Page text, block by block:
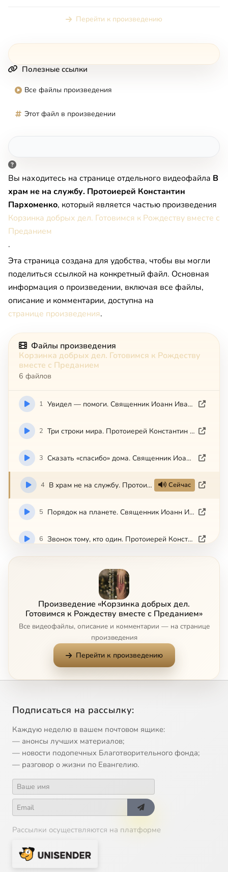
Перейти к произведению
Полезные ссылки
Все файлы произведения
Этот файл в произведении
Вы находитесь на странице отдельного видеофайла В
храм не на службу. Протоиерей Константин
Пархоменко, который является частью произведения
Корзинка добрых дел. Готовимся к Рождеству вместе с
Преданием
.
Эта страница создана для удобства, чтобы вы могли
поделиться ссылкой на конкретный файл. Основная
информация о произведении, включая все файлы,
описание и комментарии, доступна на
странице произведения.
Файлы произведения
Корзинка добрых дел. Готовимся к Рождеству
вместе с Преданием
6 файлов
1 Увидел — помоги. Священник Иоанн Иванов
2 Три строки мира. Протоиерей Константин Пархоменко
3 Сказать «спасибо» дома. Священник Иоанн Иванов
4 В храм не на службу. Протоиерей Константин Пархоменко Сейчас
5 Порядок на планете. Священник Иоанн Иванов
6 Звонок тому, кто один. Протоиерей Константин Пархоменко
Произведение «Корзинка добрых дел.
Готовимся к Рождеству вместе с Преданием»
Все видеофайлы, описание и комментарии — на странице
произведения
Перейти к произведению
Подписаться на рассылку:
Каждую неделю в вашем почтовом ящике:
— анонсы лучших материалов;
— новости подопечных Благотворительного фонда;
— разговор о жизни по Евангелию.
Рассылки осуществляются на платформе